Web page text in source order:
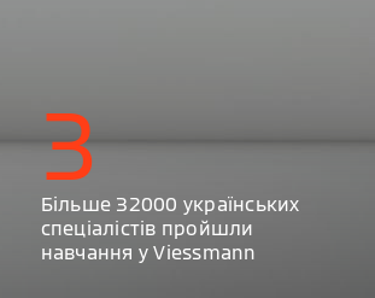
3
Більше 32000 українських
спеціалістів пройшли
навчання у Viessmann